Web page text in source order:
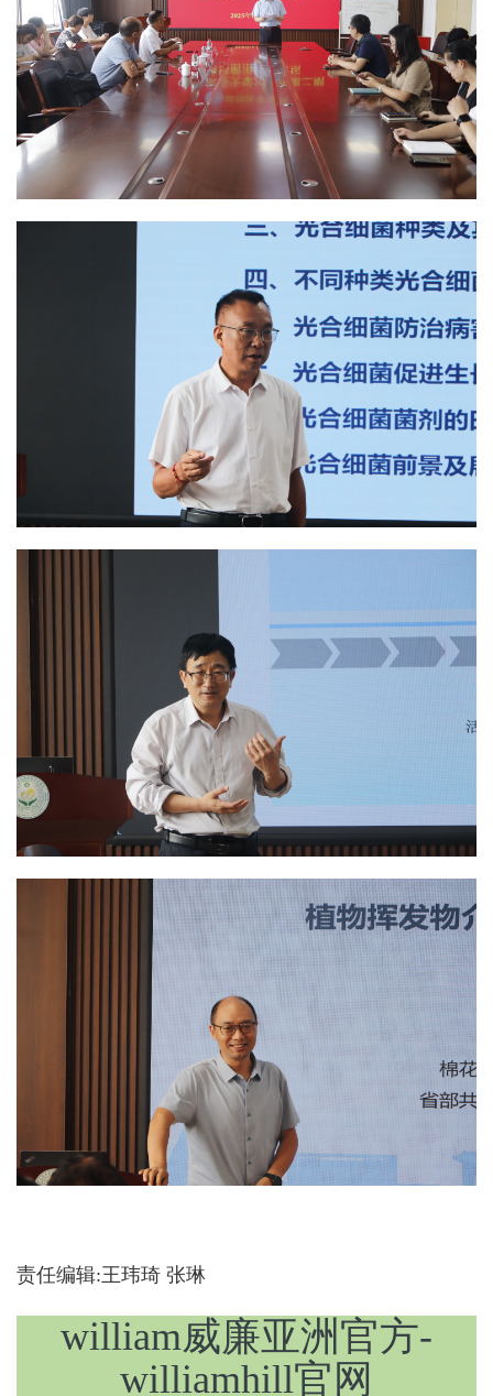
责任编辑:王玮琦 张琳
william威廉亚洲官方-
williamhill官网